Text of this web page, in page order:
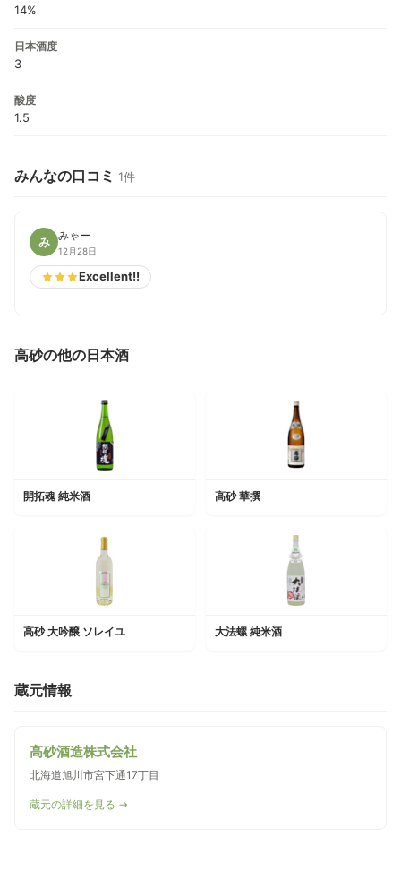
14%
日本酒度
3
酸度
1.5
みんなの口コミ 1件
み みゃー
12月28日
Excellent!!
高砂の他の日本酒
開拓魂 純米酒 高砂 華撰
高砂 大吟醸 ソレイユ 大法螺 純米酒
蔵元情報
高砂酒造株式会社
北海道旭川市宮下通17丁目
蔵元の詳細を見る →